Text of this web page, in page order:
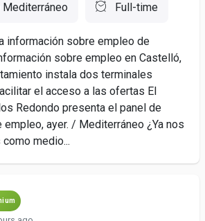
Full-time
información sobre empleo de
sobre empleo en Castelló,
instala dos terminales
el acceso a las ofertas El
Redondo presenta el panel de
ayer. / Mediterráneo ¿Ya nos
medio...